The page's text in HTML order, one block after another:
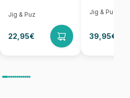
Jig & Puz
22,95€
Jig & Puz
39,95€